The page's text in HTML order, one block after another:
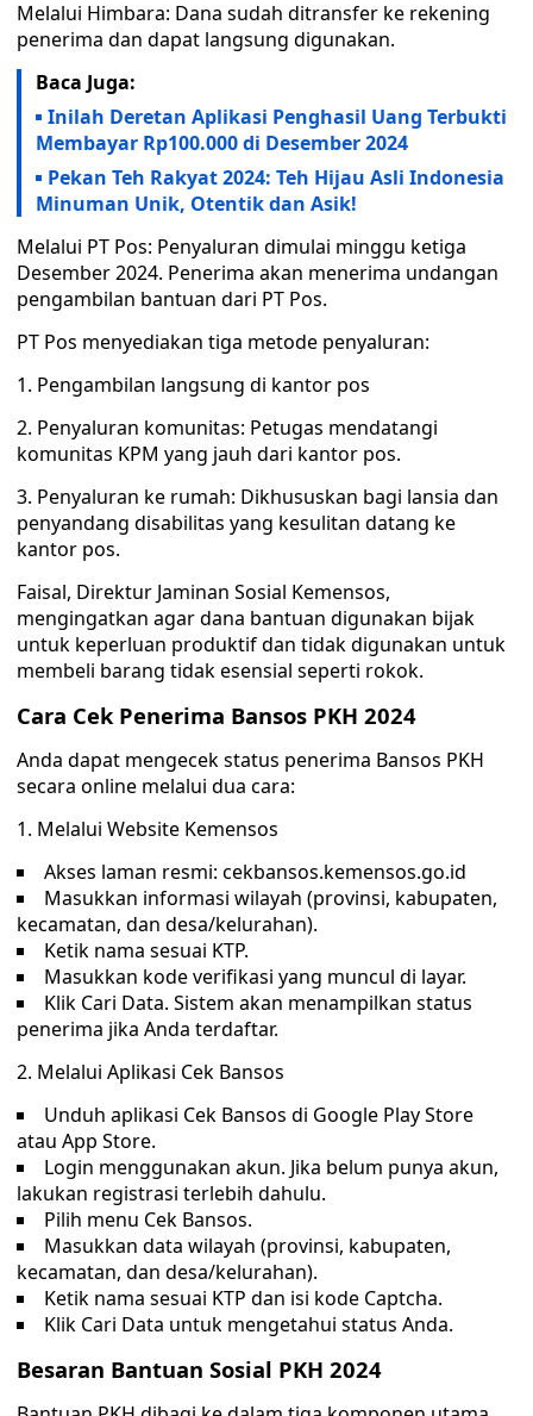
Melalui Himbara: Dana sudah ditransfer ke rekening
penerima dan dapat langsung digunakan.
Baca Juga:
Inilah Deretan Aplikasi Penghasil Uang Terbukti
Membayar Rp100.000 di Desember 2024
Pekan Teh Rakyat 2024: Teh Hijau Asli Indonesia
Minuman Unik, Otentik dan Asik!
Melalui PT Pos: Penyaluran dimulai minggu ketiga
Desember 2024. Penerima akan menerima undangan
pengambilan bantuan dari PT Pos.
PT Pos menyediakan tiga metode penyaluran:
1. Pengambilan langsung di kantor pos
2. Penyaluran komunitas: Petugas mendatangi
komunitas KPM yang jauh dari kantor pos.
3. Penyaluran ke rumah: Dikhususkan bagi lansia dan
penyandang disabilitas yang kesulitan datang ke
kantor pos.
Faisal, Direktur Jaminan Sosial Kemensos,
mengingatkan agar dana bantuan digunakan bijak
untuk keperluan produktif dan tidak digunakan untuk
membeli barang tidak esensial seperti rokok.
Cara Cek Penerima Bansos PKH 2024
Anda dapat mengecek status penerima Bansos PKH
secara online melalui dua cara:
1. Melalui Website Kemensos
Akses laman resmi: cekbansos.kemensos.go.id
Masukkan informasi wilayah (provinsi, kabupaten,
kecamatan, dan desa/kelurahan).
Ketik nama sesuai KTP.
Masukkan kode verifikasi yang muncul di layar.
Klik Cari Data. Sistem akan menampilkan status
penerima jika Anda terdaftar.
2. Melalui Aplikasi Cek Bansos
Unduh aplikasi Cek Bansos di Google Play Store
atau App Store.
Login menggunakan akun. Jika belum punya akun,
lakukan registrasi terlebih dahulu.
Pilih menu Cek Bansos.
Masukkan data wilayah (provinsi, kabupaten,
kecamatan, dan desa/kelurahan).
Ketik nama sesuai KTP dan isi kode Captcha.
Klik Cari Data untuk mengetahui status Anda.
Besaran Bantuan Sosial PKH 2024